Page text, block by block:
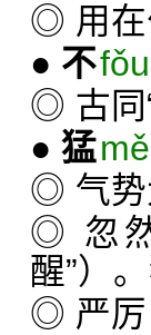
◎ 用在
● 不
◎ 古同
● 猛
◎ 气势
◎ 忽
醒”）
◎ 严厉